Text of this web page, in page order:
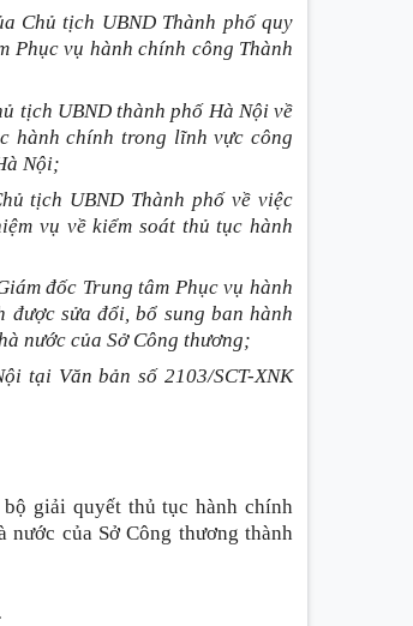
Chủ tịch UBND Thành phố quy
Phục vụ hành chính công Thành
tịch UBND thành phố Hà Nội về
hành chính trong lĩnh vực công
Nội;
tịch UBND Thành phố về việc
vụ về kiểm soát thủ tục hành
đốc Trung tâm Phục vụ hành
sửa đổi, bổ sung ban hành
nước của Sở Công thương;
tại Văn bản số 2103/SCT-XNK
giải quyết thủ tục hành chính
của Sở Công thương thành